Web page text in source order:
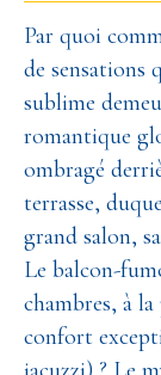
Par quoi
de sensations
sublime
romantique
ombragé
terrasse,
grand salon,
Le balcon-
chambres, à
confort